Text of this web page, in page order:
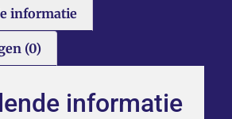
informatie
(0)
informatie